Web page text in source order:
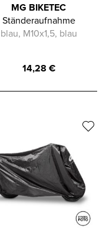
MG BIKETEC
Ständeraufnahme
blau, M10x1,5, blau
14,28 €